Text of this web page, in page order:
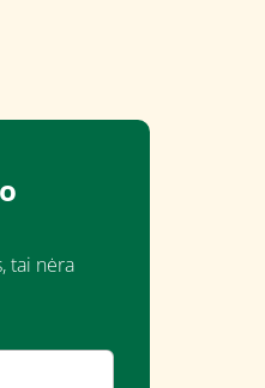
tai nėra